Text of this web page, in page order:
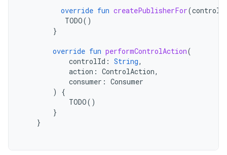
override fun createPublisherFor(
TODO()
}
override fun performControlAction(
controlId : String,
action : ControlAction,
consumer : Consumer
)
{
TODO()
}
}